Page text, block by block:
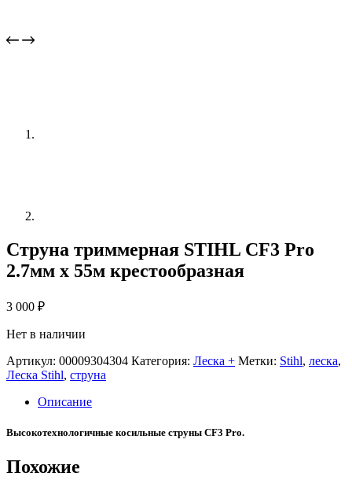
Струна триммерная STIHL CF3 Pro
2.7мм х 55м крестообразная
3 000 ₽
Нет в наличии
Артикул: 00009304304 Категория: Леска + Метки: Stihl, леска,
Леска Stihl, струна
Описание
Высокотехнологичные косильные струны CF3 Pro.
Похожие